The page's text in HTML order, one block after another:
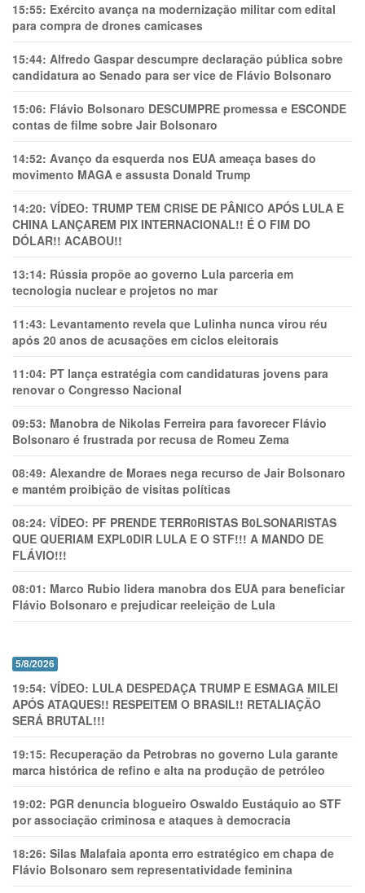
15:55: Exército avança na modernização militar com edital
para compra de drones camicases
15:44: Alfredo Gaspar descumpre declaração pública sobre
candidatura ao Senado para ser vice de Flávio Bolsonaro
15:06: Flávio Bolsonaro DESCUMPRE promessa e ESCONDE
contas de filme sobre Jair Bolsonaro
14:52: Avanço da esquerda nos EUA ameaça bases do
movimento MAGA e assusta Donald Trump
14:20: VÍDEO: TRUMP TEM CRlSE DE PÂNlCO APÓS LULA E
CHINA LANÇAREM PIX INTERNACIONAL!! É O FIM DO
DÓLAR!! ACABOU!!
13:14: Rússia propõe ao governo Lula parceria em
tecnologia nuclear e projetos no mar
11:43: Levantamento revela que Lulinha nunca virou réu
após 20 anos de acusações em ciclos eleitorais
11:04: PT lança estratégia com candidaturas jovens para
renovar o Congresso Nacional
09:53: Manobra de Nikolas Ferreira para favorecer Flávio
Bolsonaro é frustrada por recusa de Romeu Zema
08:49: Alexandre de Moraes nega recurso de Jair Bolsonaro
e mantém proibição de visitas políticas
08:24: VÍDEO: PF PRENDE TERR0RlSTAS B0LSONARlSTAS
QUE QUERIAM EXPL0DlR LULA E O STF!!! A MANDO DE
FLÁVIO!!!
08:01: Marco Rubio lidera manobra dos EUA para beneficiar
Flávio Bolsonaro e prejudicar reeleição de Lula
5/8/2026
19:54: VÍDEO: LULA DESPEDAÇA TRUMP E ESMAGA MILEI
APÓS ATAQUES!! RESPEITEM O BRASIL!! RETALIAÇÃO
SERÁ BRUTAL!!!
19:15: Recuperação da Petrobras no governo Lula garante
marca histórica de refino e alta na produção de petróleo
19:02: PGR denuncia blogueiro Oswaldo Eustáquio ao STF
por associação criminosa e ataques à democracia
18:26: Silas Malafaia aponta erro estratégico em chapa de
Flávio Bolsonaro sem representatividade feminina